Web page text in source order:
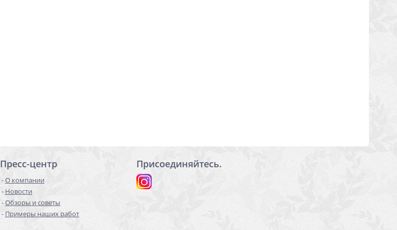
Пресс-центр
О компании
Новости
Обзоры и советы
Примеры наших работ
Присоединяйтесь.